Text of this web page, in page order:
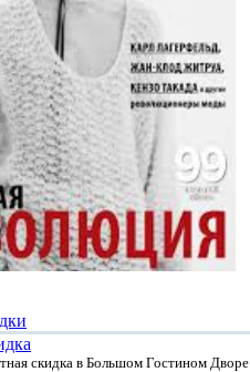
скидка в Большом Гостином Дворе